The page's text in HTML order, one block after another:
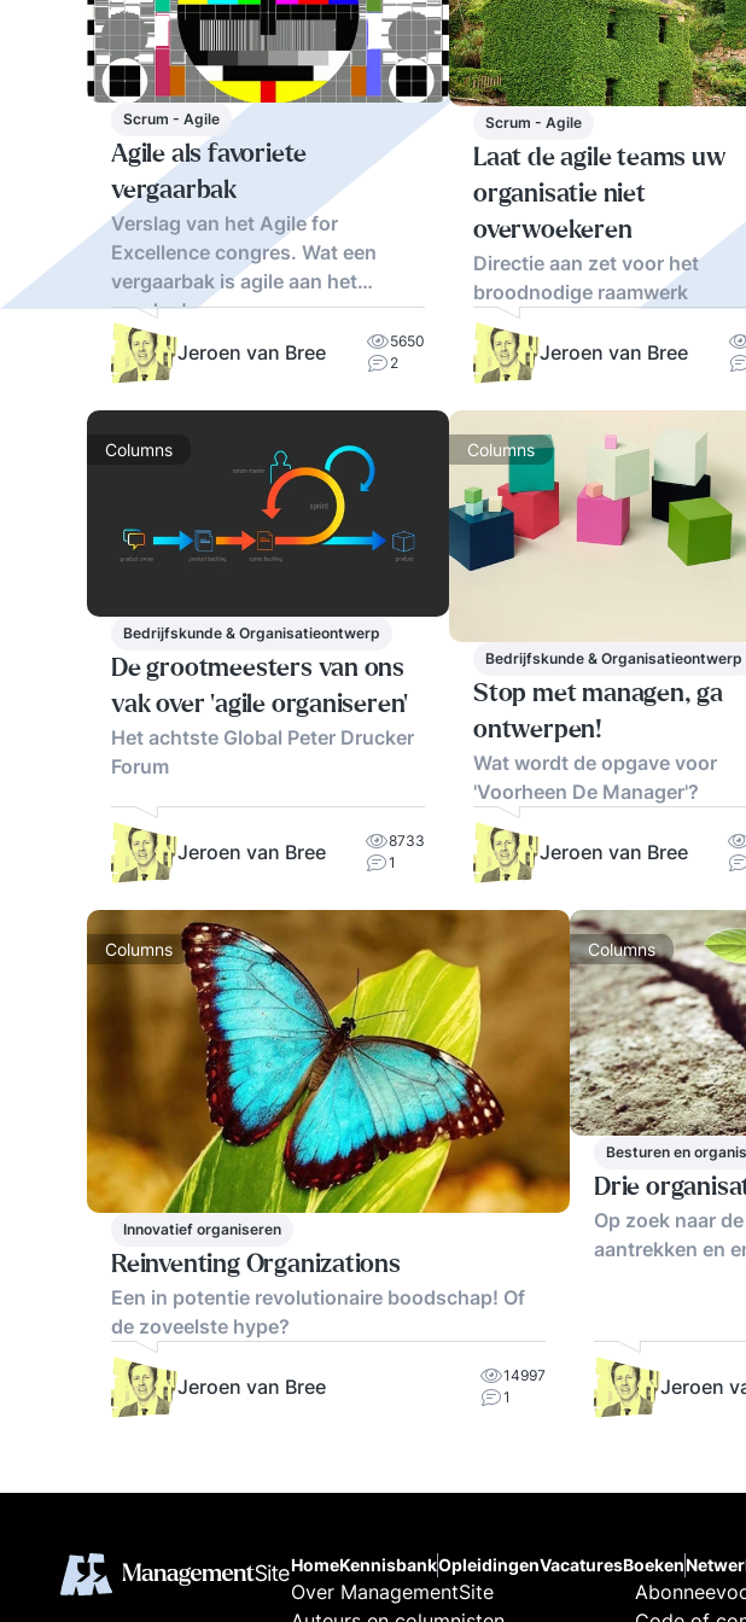
Scrum - Agile
Agile als favoriete
vergaarbak
Verslag van het Agile for
Excellence congres. Wat een
vergaarbak is agile aan het
worden!
Jeroen van Bree
5650
2
Scrum - Agile
Laat de agile teams uw
organisatie niet
overwoekeren
Directie aan zet voor het
broodnodige raamwerk
Jeroen van Bree
Columns
Bedrijfskunde & Organisatieontwerp
De grootmeesters van ons
vak over 'agile organiseren'
Het achtste Global Peter Drucker
Forum
Jeroen van Bree
8733
1
Columns
Bedrijfskunde & Organisatieontwerp
Stop met managen, ga
ontwerpen!
Wat wordt de opgave voor
'Voorheen De Manager'?
Jeroen van Bree
Columns
Innovatief organiseren
Reinventing Organizations
Een in potentie revolutionaire boodschap! Of
de zoveelste hype?
Jeroen van Bree
14997
1
Columns
Besturen en
Drie
Op zoek naar
aantrekken en
Jeroen
HomeKennisbankOpleidingenVacaturesBoeken
Over ManagementSite